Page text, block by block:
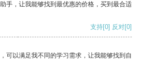
手，让我能够找到最优惠的价格，买到最合适
支持[0] 反对[0]
可以满足我不同的学习需求，让我能够找到自